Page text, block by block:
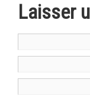
Laisser